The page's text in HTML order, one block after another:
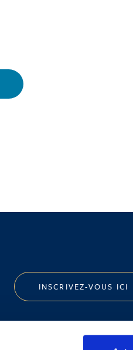
INSCRIVEZ-VOUS ICI